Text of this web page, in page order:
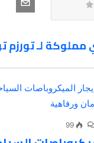
مملوكة لـ تورزم
99